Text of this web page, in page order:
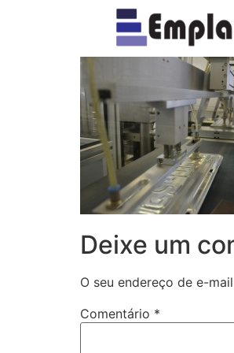
Expertise
Deixe um
O seu endereço de e-
Comentário *